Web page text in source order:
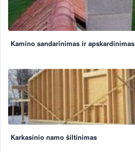
Kamino sandarinimas ir apskardinimas
Karkasinio namo šiltinimas